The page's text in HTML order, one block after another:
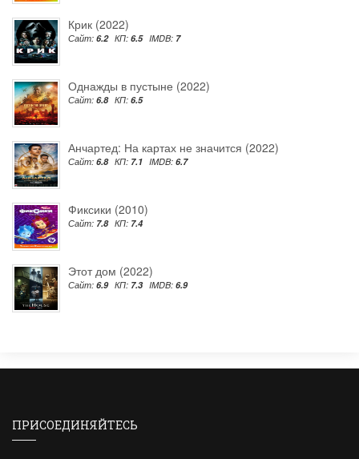
Крик (2022)
Сайт: 6.2 КП: 6.5 IMDB: 7
Однажды в пустыне (2022)
Сайт: 6.8 КП: 6.5
Анчартед: На картах не значится (2022)
Сайт: 6.8 КП: 7.1 IMDB: 6.7
Фиксики (2010)
Сайт: 7.8 КП: 7.4
Этот дом (2022)
Сайт: 6.9 КП: 7.3 IMDB: 6.9
ПРИСОЕДИНЯЙТЕСЬ